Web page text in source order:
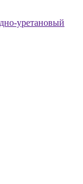
уретановый